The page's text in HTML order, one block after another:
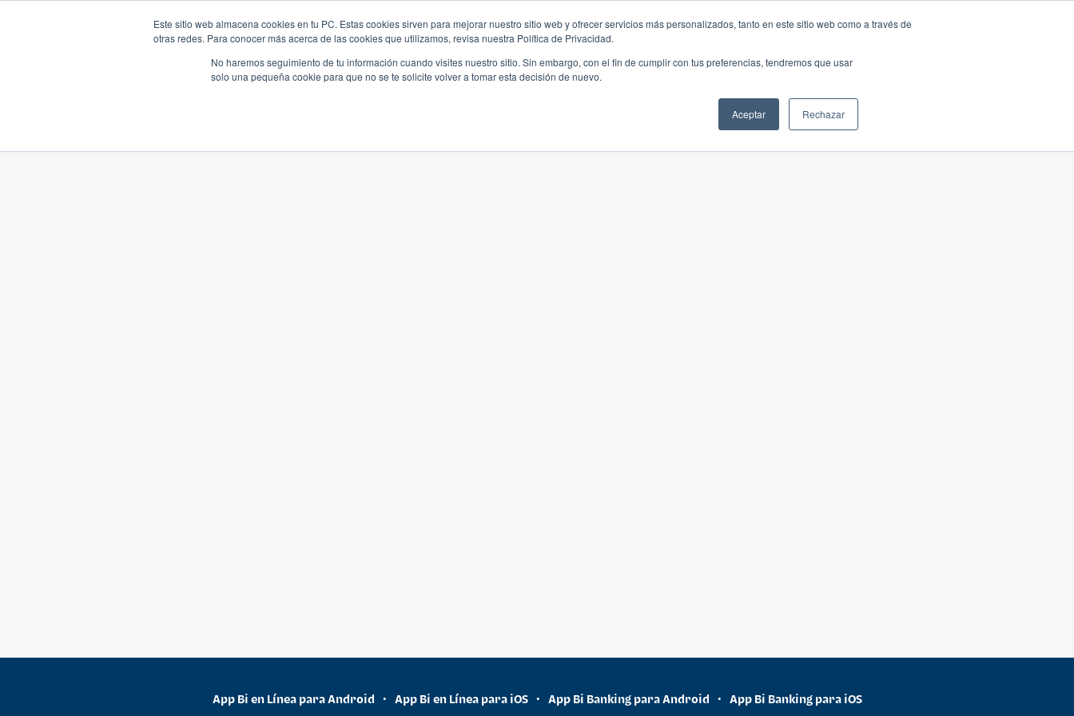
Este sitio web almacena cookies en tu PC. Estas cookies sirven para mejorar nuestro sitio web y ofrecer servicios más personalizados, tanto en este sitio web como a través de
otras redes. Para conocer más acerca de las cookies que utilizamos, revisa nuestra Política de Privacidad.
No haremos seguimiento de tu información cuando visites nuestro sitio. Sin embargo, con el fin de cumplir con tus preferencias, tendremos que usar
solo una pequeña cookie para que no se te solicite volver a tomar esta decisión de nuevo.
Aceptar Rechazar
App Bi en Línea para Android • App Bi en Línea para iOS • App Bi Banking para Android • App Bi Banking para iOS